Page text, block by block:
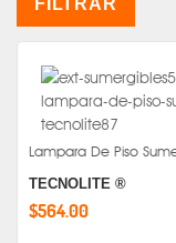
Lampara De Piso
TECNOLITE ®
$564.00